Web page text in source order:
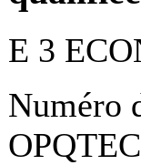
E 3
Numéro